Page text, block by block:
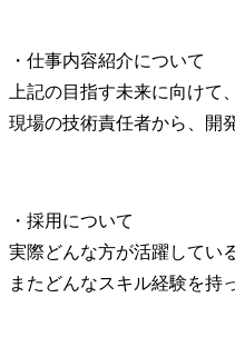
・仕事内容紹介について
上記の目指す未来に向けて
現場の技術責任者から、開
・採用について
実際どんな方が活躍してい
またどんなスキル経験を持